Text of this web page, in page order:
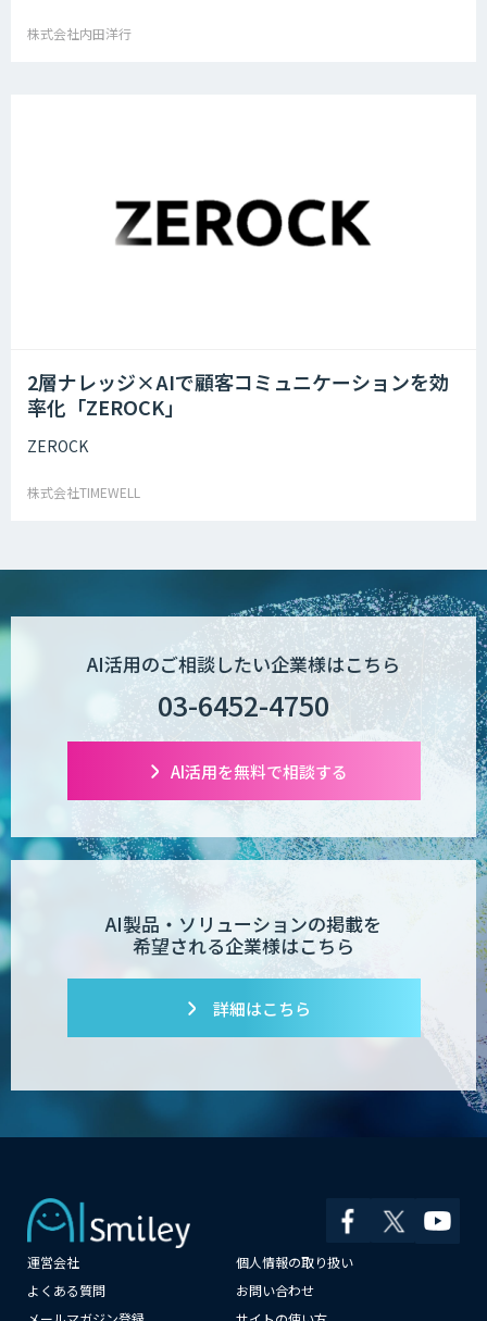
株式会社内田洋行
2層ナレッジ×AIで顧客コミュニケーションを効
率化「ZEROCK」
ZEROCK
株式会社TIMEWELL
AI活用のご相談したい企業様はこちら
03-6452-4750
AI活用を無料で相談する
AI製品・ソリューションの掲載を
希望される企業様はこちら
詳細はこちら
運営会社
個人情報の取り扱い
よくある質問
お問い合わせ